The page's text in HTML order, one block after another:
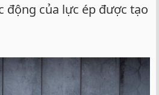
động của lực ép được tạo